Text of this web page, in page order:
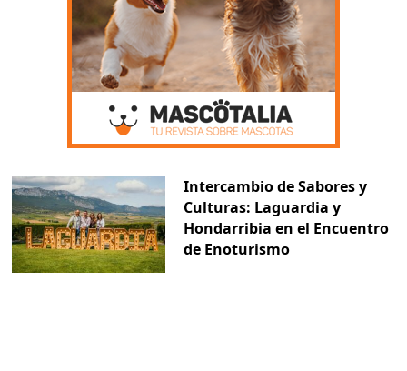
Intercambio de Sabores y
Culturas: Laguardia y
Hondarribia en el Encuentro
de Enoturismo